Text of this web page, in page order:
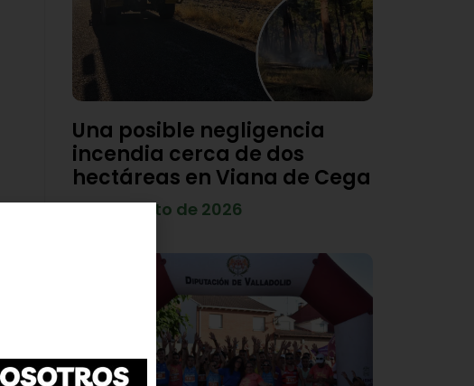
Una posible negligencia
incendia cerca de dos
hectáreas en Viana de Cega
7 de agosto de 2026